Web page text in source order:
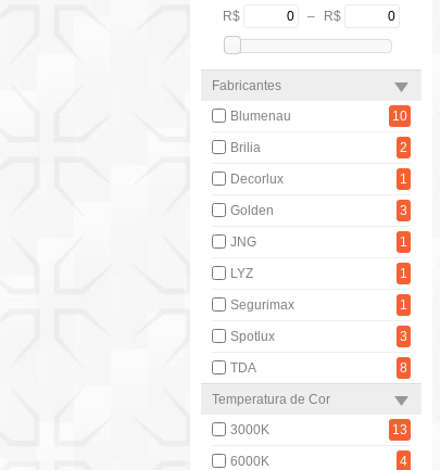
R$ – R$
Fabricantes
Blumenau
10
Brilia 2
Decorlux 1
Golden 3
JNG 1
LYZ 1
Segurimax 1
Spotlux 3
TDA 8
Temperatura de Cor
3000K
13
6000K 4